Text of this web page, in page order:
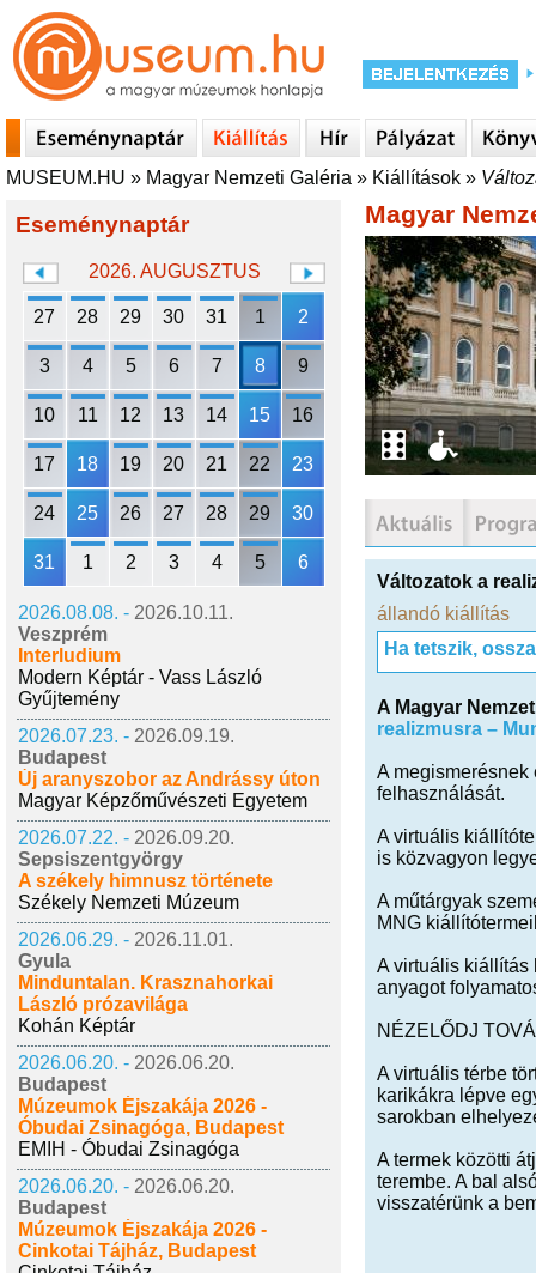
MUSEUM.HU » Magyar Nemzeti Galéria » Kiállítások »
Eseménynaptár
2026. AUGUSZTUS
27 28 29 30 31 1 2
3 4 5 6 7 8 9
10 11 12 13 14 15 16
17 18 19 20 21 22 23
24 25 26 27 28 29 30
31 1 2 3 4 5 6
2026.08.08. - 2026.10.11.
Veszprém
Interludium
Modern Képtár - Vass László
Gyűjtemény
2026.07.23. - 2026.09.19.
Budapest
Új aranyszobor az Andrássy úton
Magyar Képzőművészeti Egyetem
2026.07.22. - 2026.09.20.
Sepsiszentgyörgy
A székely himnusz története
Székely Nemzeti Múzeum
2026.06.29. - 2026.11.01.
Gyula
Minduntalan. Krasznahorkai
László prózavilága
Kohán Képtár
2026.06.20. - 2026.06.20.
Budapest
Múzeumok Éjszakája 2026 -
Óbudai Zsinagóga, Budapest
EMIH - Óbudai Zsinagóga
2026.06.20. - 2026.06.20.
Budapest
Múzeumok Éjszakája 2026 -
Cinkotai Tájház, Budapest
Magyar
Változatok a
állandó kiállítás
Ha tetszik,
A Magyar
realizmusra –
A
felhasználását.
A virtuális
is közvagyon
A műtárgyak
MNG
A virtuális kiállítás
anyagot
NÉZELŐDJ
A virtuális térbe
karikákra lépve
sarokban
A termek közötti
terembe. A bal
visszatérünk a